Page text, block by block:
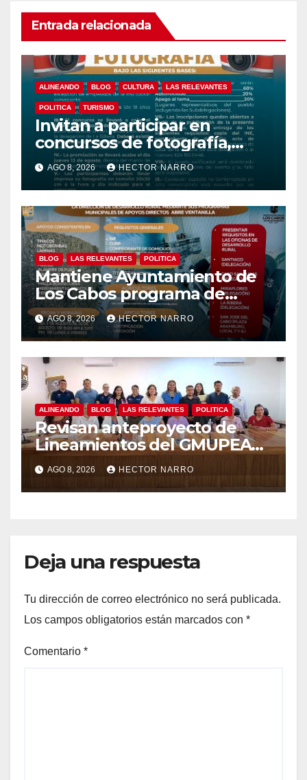
Entrada relacionada
ALINEANDO BLOG CULTURA LAS RELEVANTES
POLITICA TURISMO
Invitan a participar en
concursos de fotografía,
canto y pintura de las Fiestas
Tradicionales La Ribera 2026
AGO 8, 2026 HECTOR NARRO
BLOG LAS RELEVANTES POLITICA
Mantiene Ayuntamiento de
Los Cabos programa de
apoyos para agricultores,
ganaderos y apicultores
AGO 8, 2026 HECTOR NARRO
ALINEANDO BLOG LAS RELEVANTES POLITICA
Revisan anteproyecto de
Lineamientos del GMUPEA
en Los Cabos
AGO 8, 2026 HECTOR NARRO
Deja una respuesta
Tu dirección de correo electrónico no será publicada.
Los campos obligatorios están marcados con *
Comentario *